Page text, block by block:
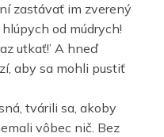
zastávať im zverený
od múdrych!
utkať!’ A hneď
aby sa mohli pustiť
tvárili sa, akoby
vôbec nič. Bez